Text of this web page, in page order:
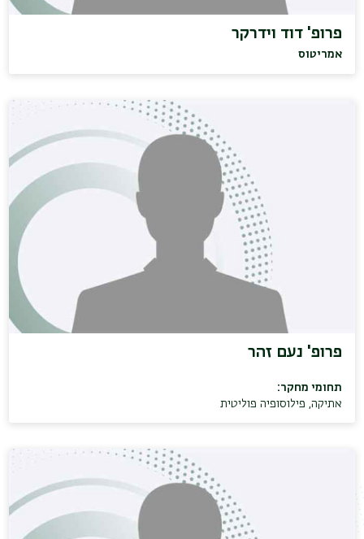
פרופ' דוד וידרקר
אמריטוס
פרופ' נעם זהר
תחומי מחקר:
אתיקה פילוסופיה פוליטית